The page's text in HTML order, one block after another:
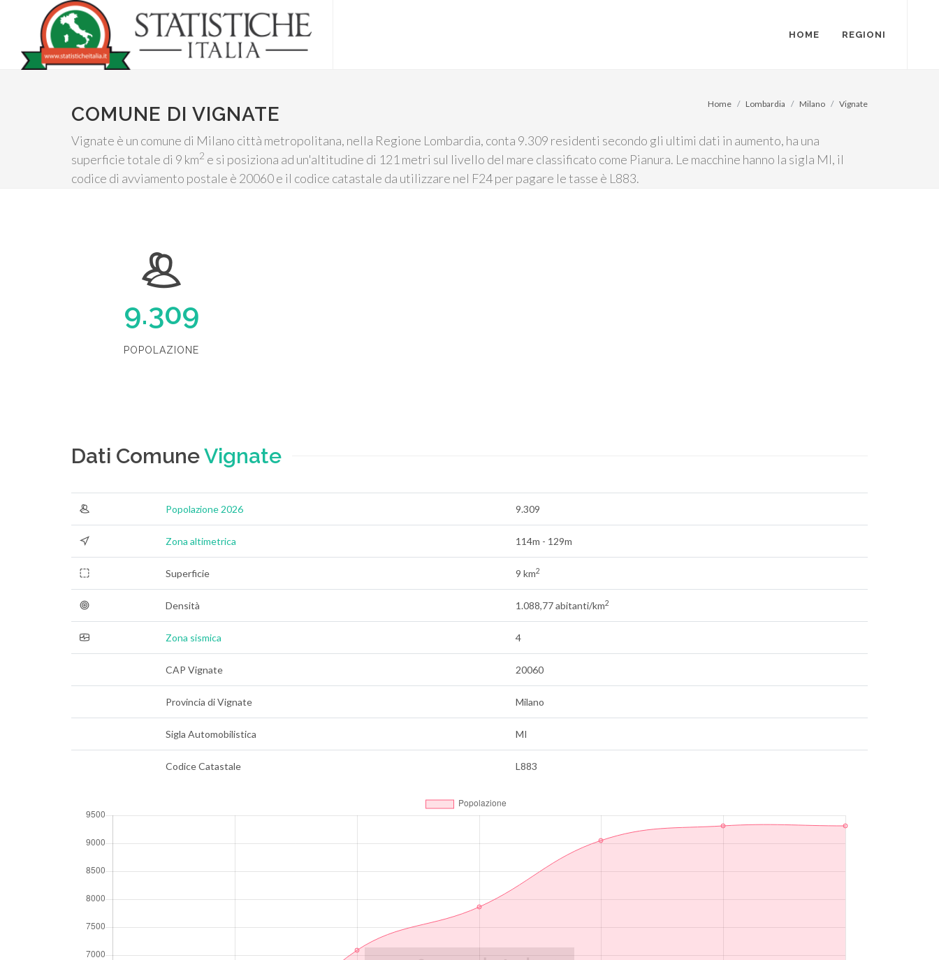
HOME REGIONI
COMUNE DI VIGNATE
Vignate è un comune di Milano città metropolitana, nella Regione Lombardia, conta 9.309 residenti secondo gli ultimi dati in aumento, ha una
superficie totale di 9 km2 e si posiziona ad un'altitudine di 121 metri sul livello del mare classificato come Pianura. Le macchine hanno la sigla MI, il
codice di avviamento postale è 20060 e il codice catastale da utilizzare nel F24 per pagare le tasse è L883.
Home Lombardia Milano Vignate
9.309
POPOLAZIONE
Dati ComuneVignate
Popolazione 2026 9.309
Zona altimetrica 114m - 129m
Superficie 9 km2
Densità 1.088,77 abitanti/km2
Zona sismica 4
CAP Vignate 20060
Provincia di Vignate Milano
Sigla Automobilistica MI
Codice Catastale L883